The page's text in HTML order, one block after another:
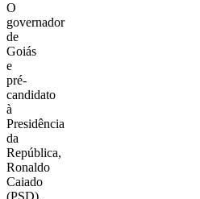
O
governador
de
Goiás
e
pré-
candidato
à
Presidência
da
República,
Ronaldo
Caiado
(PSD),